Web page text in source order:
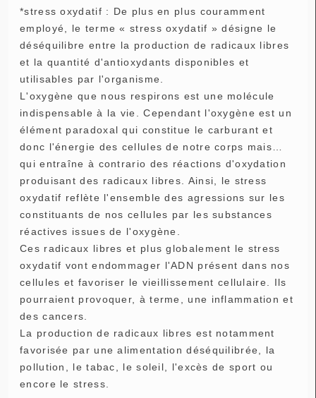
*stress oxydatif : De plus en plus couramment
employé, le terme « stress oxydatif » désigne le
déséquilibre entre la production de radicaux libres
et la quantité d'antioxydants disponibles et
utilisables par l'organisme.
L'oxygène que nous respirons est une molécule
indispensable à la vie. Cependant l'oxygène est un
élément paradoxal qui constitue le carburant et
donc l'énergie des cellules de notre corps mais…
qui entraîne à contrario des réactions d'oxydation
produisant des radicaux libres. Ainsi, le stress
oxydatif reflète l'ensemble des agressions sur les
constituants de nos cellules par les substances
réactives issues de l'oxygène.
Ces radicaux libres et plus globalement le stress
oxydatif vont endommager l'ADN présent dans nos
cellules et favoriser le vieillissement cellulaire. Ils
pourraient provoquer, à terme, une inflammation et
des cancers.
La production de radicaux libres est notamment
favorisée par une alimentation déséquilibrée, la
pollution, le tabac, le soleil, l'excès de sport ou
encore le stress.